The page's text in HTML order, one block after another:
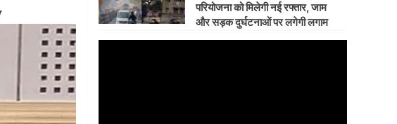
परियोजना को मिलेगी नई रफ्तार, जाम
और सड़क दुर्घटनाओं पर लगेगी लगाम